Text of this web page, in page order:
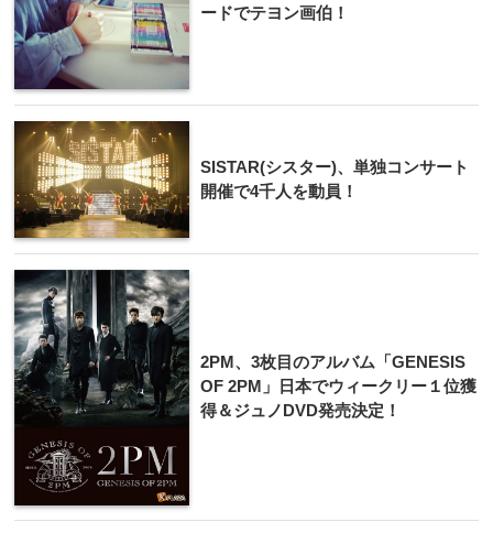
ードでテヨン画伯！
SISTAR(シスター)、単独コンサート
開催で4千人を動員！
2PM、3枚目のアルバム「GENESIS
OF 2PM」日本でウィークリー１位獲
得＆ジュノDVD発売決定！